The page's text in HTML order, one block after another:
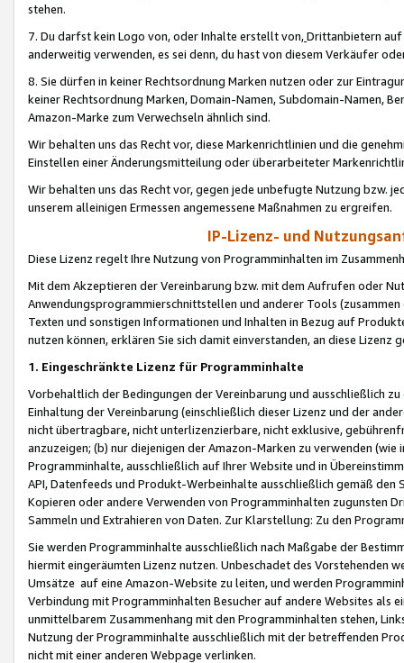
stehen.
7. Du darfst kein Logo von, oder Inhalte erstellt von,Drittanbietern auf
anderweitig verwenden, es sei denn, du hast von diesem Verkäufer
8. Sie dürfen in keiner Rechtsordnung Marken nutzen oder zur
keiner Rechtsordnung Marken, Domain-Namen, Subdomain-Namen,
Amazon-Marke zum Verwechseln ähnlich sind.
Wir behalten uns das Recht vor, diese Markenrichtlinien und die
Einstellen einer Änderungsmitteilung oder überarbeiteter
Wir behalten uns das Recht vor, gegen jede unbefugte Nutzung bzw.
unserem alleinigen Ermessen angemessene Maßnahmen zu ergreifen.
IP-Lizenz- und
Diese Lizenz regelt Ihre Nutzung von Programminhalten im
Mit dem Akzeptieren der Vereinbarung bzw. mit dem Aufrufen oder
Anwendungsprogrammierschnittstellen und anderer Tools (zusammen
Texten und sonstigen Informationen und Inhalten in Bezug auf
nutzen können, erklären Sie sich damit einverstanden, an diese Lizenz
1. Eingeschränkte Lizenz für Programminhalte
Vorbehaltlich der Bedingungen der Vereinbarung und ausschließlich
Einhaltung der Vereinbarung (einschließlich dieser Lizenz und der
nicht übertragbare, nicht unterlizenzierbare, nicht exklusive,
anzuzeigen; (b) nur diejenigen der Amazon-Marken zu verwenden
Programminhalte, ausschließlich auf Ihrer Website und in
API, Datenfeeds und Produkt-Werbeinhalte ausschließlich gemäß
Kopieren oder andere Verwenden von Programminhalten zugunsten
Sammeln und Extrahieren von Daten. Zur Klarstellung: Zu den
Sie werden Programminhalte ausschließlich nach Maßgabe der
hiermit eingeräumten Lizenz nutzen. Unbeschadet des Vorstehenden
Umsätze auf eine Amazon-Website zu leiten, und werden
Verbindung mit Programminhalten Besucher auf andere Websites als
unmittelbarem Zusammenhang mit den Programminhalten stehen,
Nutzung der Programminhalte ausschließlich mit der betreffenden
nicht mit einer anderen Webpage verlinken.